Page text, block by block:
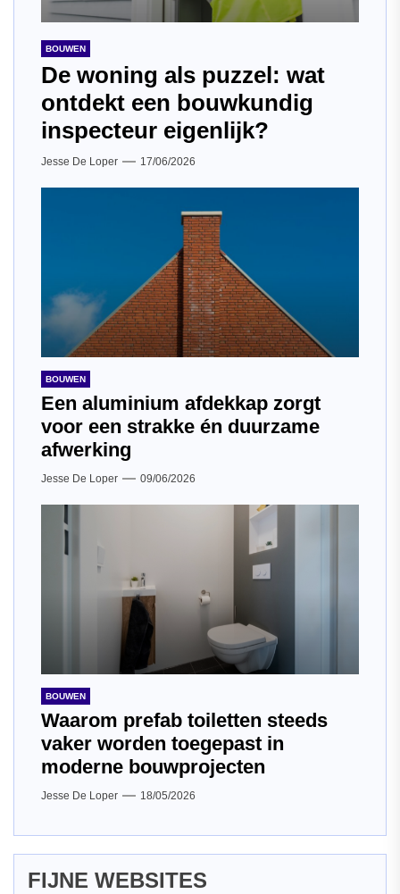
BOUWEN
De woning als puzzel: wat
ontdekt een bouwkundig
inspecteur eigenlijk?
Jesse De Loper 17/06/2026
BOUWEN
Een aluminium afdekkap zorgt
voor een strakke én duurzame
afwerking
Jesse De Loper 09/06/2026
BOUWEN
Waarom prefab toiletten steeds
vaker worden toegepast in
moderne bouwprojecten
Jesse De Loper 18/05/2026
FIJNE WEBSITES